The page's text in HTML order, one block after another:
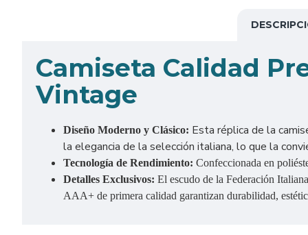
Camiseta Calidad
Vintage
Diseño Moderno y Clásico: Esta réplica de la
la elegancia de la selección italiana, lo que la
Tecnología de Rendimiento: Confeccionada en
Detalles Exclusivos: El escudo de la Federación
AAA+ de primera calidad garantizan durabilidad,